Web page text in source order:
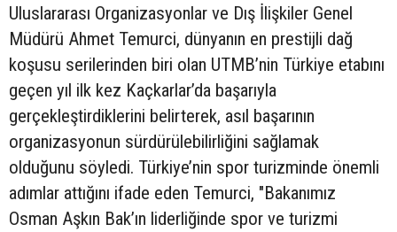
Uluslararası Organizasyonlar ve Dış İlişkiler Genel
Müdürü Ahmet Temurci, dünyanın en prestijli dağ
koşusu serilerinden biri olan UTMB’nin Türkiye etabını
geçen yıl ilk kez Kaçkarlar’da başarıyla
gerçekleştirdiklerini belirterek, asıl başarının
organizasyonun sürdürülebilirliğini sağlamak
olduğunu söyledi. Türkiye’nin spor turizminde önemli
adımlar attığını ifade eden Temurci, "Bakanımız
Osman Aşkın Bak’ın liderliğinde spor ve turizmi